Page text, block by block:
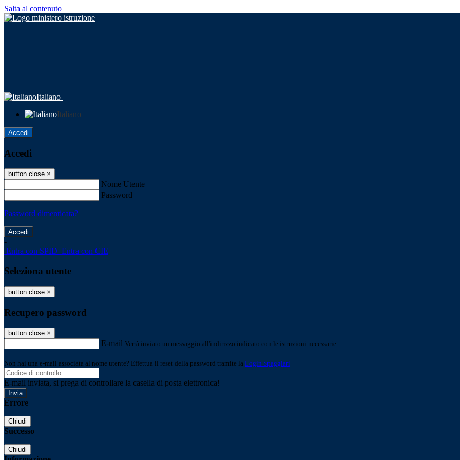
Salta al contenuto
Italiano
Italiano
Accedi
Accedi
button close ×
Nome Utente
Password
Password dimenticata?
-
Entra con SPID Entra con CIE
Seleziona utente
button close ×
Recupero password
button close ×
E-mail Verrà inviato un messaggio all'indirizzo indicato con le istruzioni necessarie.
Non hai una e-mail associata al nome utente? Effettua il reset della password tramite la Login Spaggiari
E-mail inviata, si prega di controllare la casella di posta elettronica!
Errore
Chiudi
Successo
Chiudi